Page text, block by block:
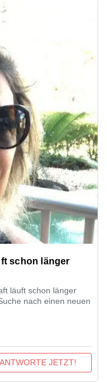
schon länger
läuft schon länger
nach einen neuen
ANTWORTE JETZT!